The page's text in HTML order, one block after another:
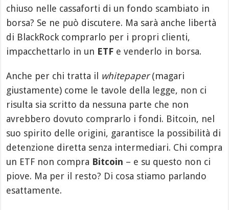
chiuso nelle cassaforti di un fondo scambiato in
borsa? Se ne può discutere. Ma sarà anche libertà
di BlackRock comprarlo per i propri clienti,
impacchettarlo in un ETF e venderlo in borsa.
Anche per chi tratta il whitepaper(magari
giustamente) come le tavole della legge, non ci
risulta sia scritto da nessuna parte che non
avrebbero dovuto comprarlo i fondi. Bitcoin, nel
suo spirito delle origini, garantisce la possibilità di
detenzione diretta senza intermediari. Chi compra
un ETF non compra Bitcoin – e su questo non ci
piove. Ma per il resto? Di cosa stiamo parlando
esattamente.